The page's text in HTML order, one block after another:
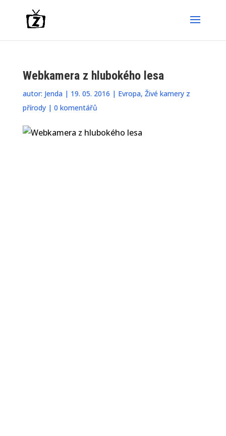
Webkamera z hlubokého lesa
autor: Jenda| 19. 05. 2016 | Evropa, Živé kamery z
přírody| 0 komentářů